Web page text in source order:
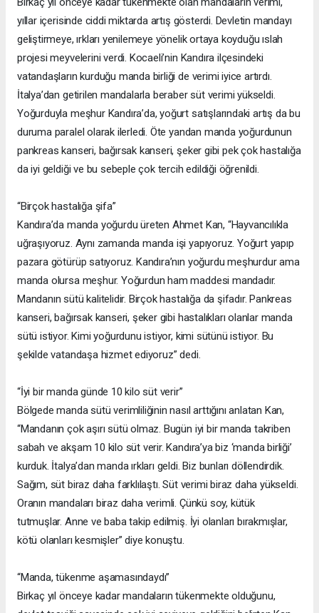
yıllar içerisinde ciddi miktarda artış gösterdi. Devletin mandayı
geliştirmeye, ırkları yenilemeye yönelik ortaya koyduğu ıslah
projesi meyvelerini verdi. Kocaeli’nin Kandıra ilçesindeki
vatandaşların kurduğu manda birliği de verimi iyice artırdı.
İtalya’dan getirilen mandalarla beraber süt verimi yükseldi.
Yoğurduyla meşhur Kandıra’da, yoğurt satışlarındaki artış da bu
duruma paralel olarak ilerledi. Öte yandan manda yoğurdunun
pankreas kanseri, bağırsak kanseri, şeker gibi pek çok hastalığa
da iyi geldiği ve bu sebeple çok tercih edildiği öğrenildi.
“Birçok hastalığa şifa”
Kandıra’da manda yoğurdu üreten Ahmet Kan, “Hayvancılıkla
uğraşıyoruz. Aynı zamanda manda işi yapıyoruz. Yoğurt yapıp
pazara götürüp satıyoruz. Kandıra’nın yoğurdu meşhurdur ama
manda olursa meşhur. Yoğurdun ham maddesi mandadır.
Mandanın sütü kalitelidir. Birçok hastalığa da şifadır. Pankreas
kanseri, bağırsak kanseri, şeker gibi hastalıkları olanlar manda
sütü istiyor. Kimi yoğurdunu istiyor, kimi sütünü istiyor. Bu
şekilde vatandaşa hizmet ediyoruz” dedi.
“İyi bir manda günde 10 kilo süt verir”
Bölgede manda sütü verimliliğinin nasıl arttığını anlatan Kan,
“Mandanın çok aşırı sütü olmaz. Bugün iyi bir manda takriben
sabah ve akşam 10 kilo süt verir. Kandıra’ya biz ‘manda birliği’
kurduk. İtalya’dan manda ırkları geldi. Biz bunları döllendirdik.
Sağım, süt biraz daha farklılaştı. Süt verimi biraz daha yükseldi.
Oranın mandaları biraz daha verimli. Çünkü soy, kütük
tutmuşlar. Anne ve baba takip edilmiş. İyi olanları bırakmışlar,
kötü olanları kesmişler” diye konuştu.
“Manda, tükenme aşamasındaydı”
Birkaç yıl önceye kadar mandaların tükenmekte olduğunu,